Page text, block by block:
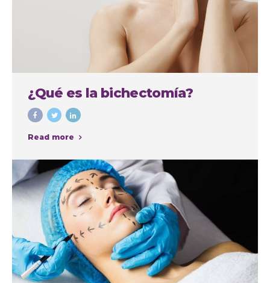
¿Qué es la bichectomía?
Read more